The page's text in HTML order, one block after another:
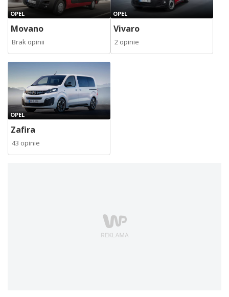
OPEL
Movano
Brak opinii
OPEL
Vivaro
2 opinie
OPEL
Zafira
43 opinie